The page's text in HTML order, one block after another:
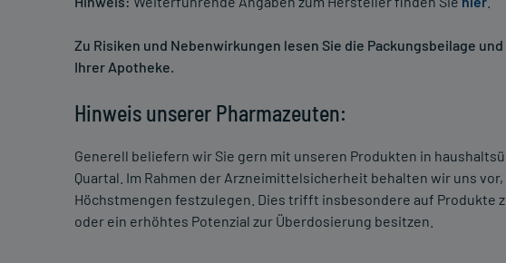
Zu Risiken und Nebenwirkungen lesen Sie die Packungsbeilage
Ihrer Apotheke.
Hinweis unserer Pharmazeuten:
Generell beliefern wir Sie gern mit unseren Produkten in
Quartal. Im Rahmen der Arzneimittelsicherheit behalten wir uns
Höchstmengen festzulegen. Dies trifft insbesondere auf Produkte
oder ein erhöhtes Potenzial zur Überdosierung besitzen.